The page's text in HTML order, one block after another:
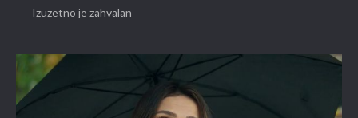
Izuzetno je zahvalan